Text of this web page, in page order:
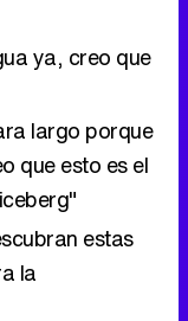
ya, creo que
largo porque
que esto es el
estas
la